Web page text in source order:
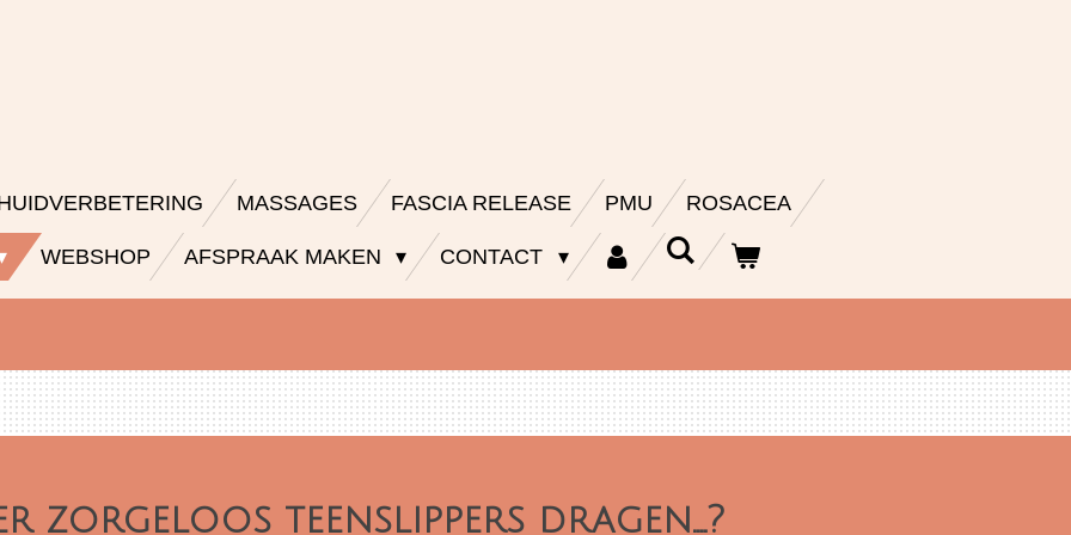
MASSAGES FASCIA RELEASE PMU ROSACEA
WEBSHOP AFSPRAAK MAKEN CONTACT
zorgeloos teenslippers dragen....?